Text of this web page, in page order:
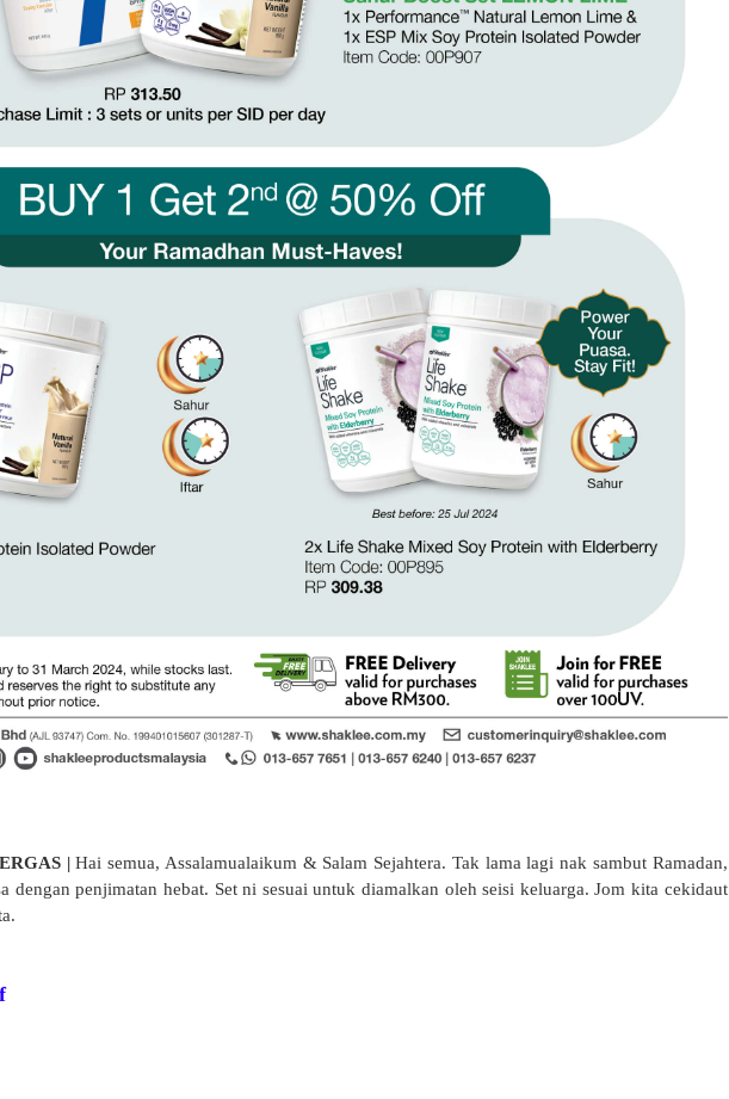
|Hai semua, Assalamualaikum & Salam Sejahtera. Tak lama lagi nak sambut Ramadan,
dengan penjimatan hebat. Set ni sesuai untuk diamalkan oleh seisi keluarga. Jom kita cekidaut